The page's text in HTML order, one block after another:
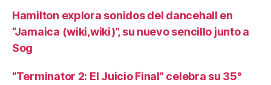
Hamilton explora sonidos del dancehall en
“Jamaica (wiki,wiki)”, su nuevo sencillo junto a
Sog
“Terminator 2: El Juicio Final” celebra su 35°